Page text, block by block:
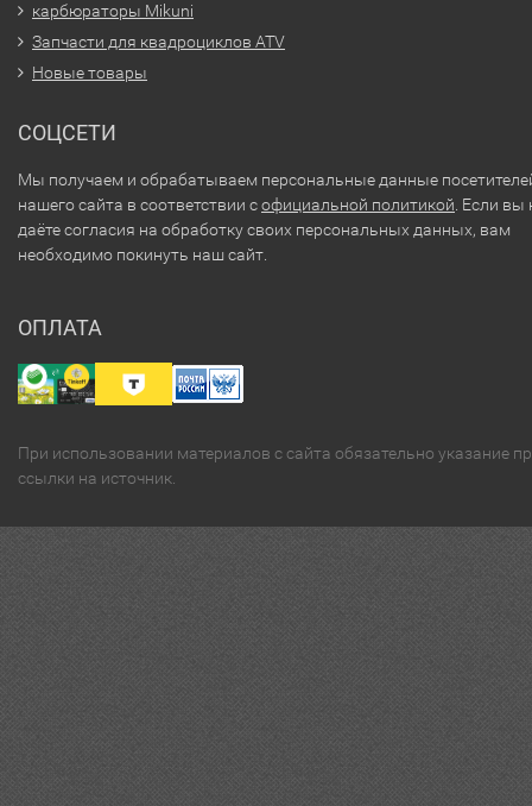
карбюраторы Mikuni
Запчасти для квадроциклов ATV
Новые товары
СОЦСЕТИ
Мы получаем и обрабатываем персональные данные
нашего сайта в соответствии софициальной политикой . Если вы
даёте согласия на обработку своих персональных данных, вам
необходимо покинуть наш сайт.
ОПЛАТА
При использовании материалов с сайта обязательно указание
ссылки на источник.